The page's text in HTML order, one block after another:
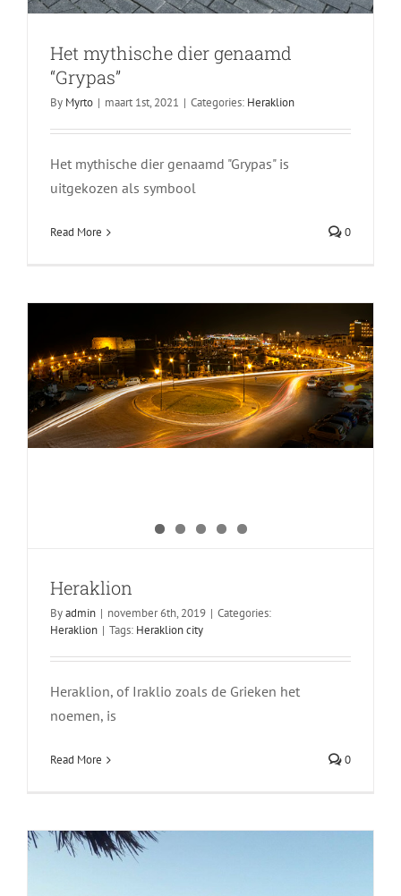
Het mythische dier genaamd
“Grypas”
By Myrto | maart 1st, 2021 | Categories: Heraklion
Het mythische dier genaamd "Grypas" is
uitgekozen als symbool
Read More 0
Heraklion
Byadmin | november 6th, 2019 | Categories:
Heraklion | Tags: Heraklion city
Heraklion, of Iraklio zoals de Grieken het
noemen, is
Read More 0
Matala